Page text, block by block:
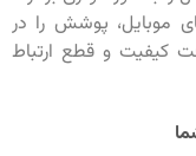
موبایل، پوشش را در
کیفیت و قطع ارتباط